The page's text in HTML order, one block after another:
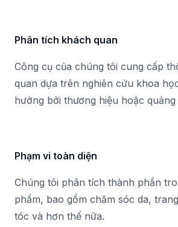
Phân tích khách quan
Công cụ của chúng tôi cung cấp
quan dựa trên nghiên cứu khoa
hưởng bởi thương hiệu hoặc
Phạm vi toàn diện
Chúng tôi phân tích thành phần
phẩm, bao gồm chăm sóc da,
tóc và hơn thế nữa.